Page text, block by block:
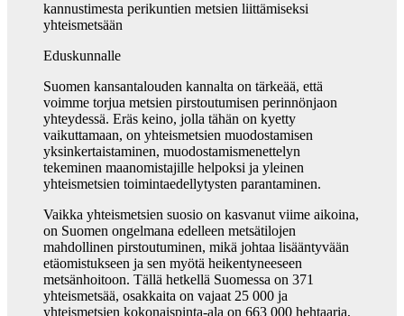
kannustimesta perikuntien metsien liittämiseksi
yhteismetsään
Eduskunnalle
Suomen kansantalouden kannalta on tärkeää, että
voimme torjua metsien pirstoutumisen perinnönjaon
yhteydessä. Eräs keino, jolla tähän on kyetty
vaikuttamaan, on yhteismetsien muodostamisen
yksinkertaistaminen, muodostamismenettelyn
tekeminen maanomistajille helpoksi ja yleinen
yhteismetsien toimintaedellytysten parantaminen.
Vaikka yhteismetsien suosio on kasvanut viime aikoina,
on Suomen ongelmana edelleen metsätilojen
mahdollinen pirstoutuminen, mikä johtaa lisääntyvään
etäomistukseen ja sen myötä heikentyneeseen
metsänhoitoon. Tällä hetkellä Suomessa on 371
yhteismetsää, osakkaita on vajaat 25 000 ja
yhteismetsien kokonaispinta-ala on 663 000 hehtaaria,